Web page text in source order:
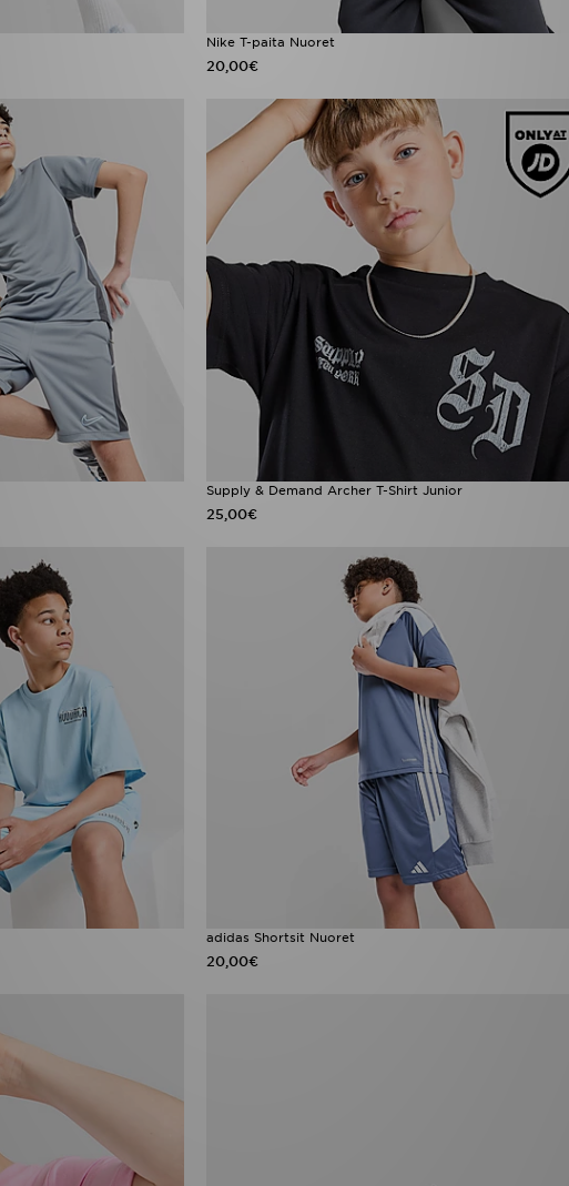
Nike T-paita Nuoret
20,00€
Supply & Demand Archer T-Shirt Junior
25,00€
adidas Shortsit Nuoret
20,00€